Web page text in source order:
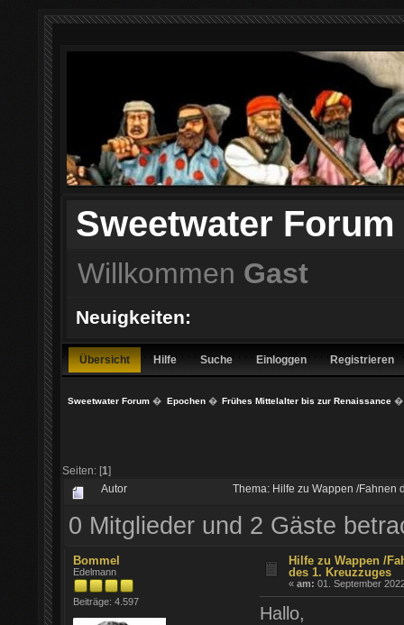
Sweetwater Forum
Willkommen Gast
Neuigkeiten:
Übersicht Hilfe Suche Einloggen Registrieren
Sweetwater Forum � Epochen� Frühes Mittelalter bis zur Renaissance�
Seiten: [1]
Autor Thema: Hilfe zu Wappen /Fahnen
0 Mitglieder und 2 Gäste
Bommel
Edelmann
Beiträge: 4.597
Hilfe zu Wappen /
des 1. Kreuzzuges
«am: 01. September
Hallo,